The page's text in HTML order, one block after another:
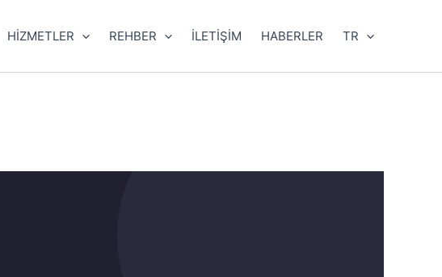
HİZMETLER REHBER İLETİŞİM HABERLER TR